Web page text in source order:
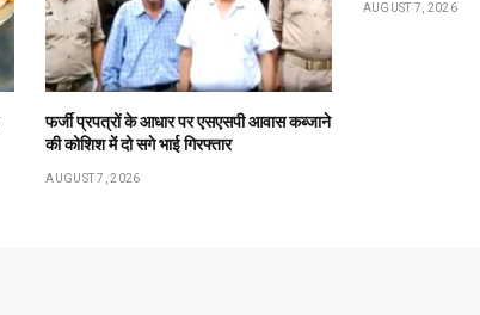
फर्जी प्रपत्रों के आधार पर एसएसपी आवास कब्जाने
की कोशिश में दो सगे भाई गिरफ्तार
AUGUST 7, 2026
AUGUST 7, 2026